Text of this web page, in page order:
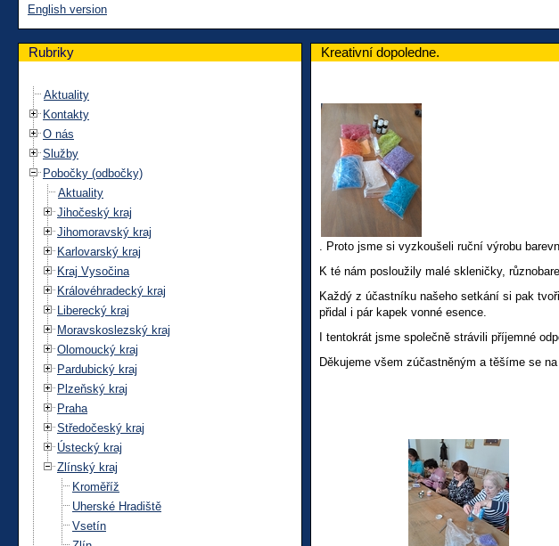
English version
Rubriky
Aktuality
Kontakty
O nás
Služby
Pobočky (odbočky)
Aktuality
Jihočeský kraj
Jihomoravský kraj
Karlovarský kraj
Kraj Vysočina
Královéhradecký kraj
Liberecký kraj
Moravskoslezský kraj
Olomoucký kraj
Pardubický kraj
Plzeňský kraj
Praha
Středočeský kraj
Ústecký kraj
Zlínský kraj
Kroměříž
Uherské Hradiště
Vsetín
Kreativní dopoledne.
. Proto jsme si vyzkoušeli ruční výrobu
K té nám posloužily malé skleničky,
Každý z účastníku našeho setkání si pak
přidal i pár kapek vonné esence.
I tentokrát jsme společně strávili příjemné
Děkujeme všem zúčastněným a těšíme se na